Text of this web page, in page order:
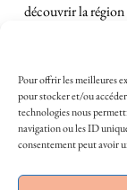
Pour offrir les meilleures
pour stocker et/ou
technologies nous
navigation ou les ID
consentement peut avoir
découvrir la
Rochelle, tenu
soyez Rochelais·e
articles vous